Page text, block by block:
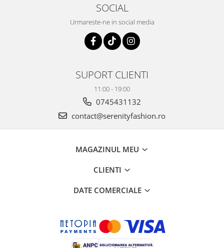
SOCIAL
Urmareste-ne in social media
SUPORT CLIENTI
11:00 - 19:00
0745431132
contact@serenityfashion.ro
MAGAZINUL MEU
CLIENTI
DATE COMERCIALE